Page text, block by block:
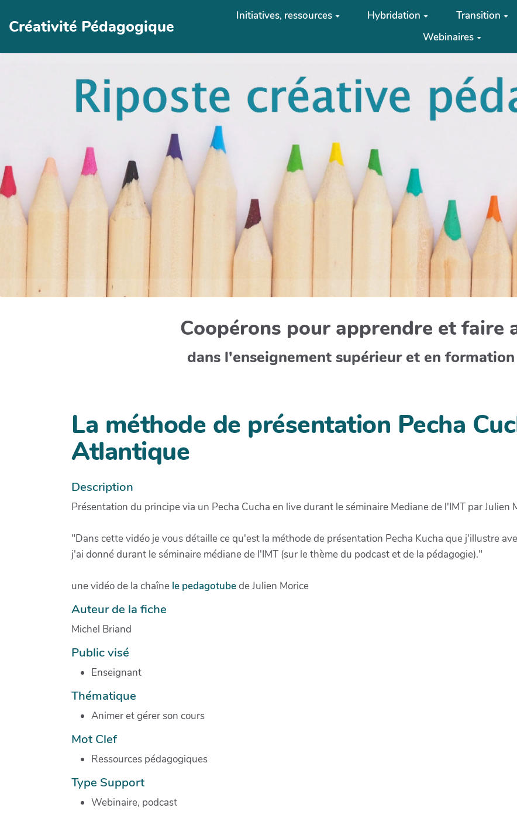
Créativité Pédagogique
Initiatives, ressources Hybridation Transition
Webinaires
Coopérons pour apprendre et faire
dans l'enseignement supérieur et en
La méthode de présentation Pecha
Atlantique
Description
Présentation du principe via un Pecha Cucha en live durant le séminaire Mediane de l'IMT par Julien
"Dans cette vidéo je vous détaille ce qu'est la méthode de présentation Pecha Kucha que j'illustre
j'ai donné durant le séminaire médiane de l'IMT (sur le thème du podcast et de la pédagogie)."
une vidéo de la chaîne le pedagotubede Julien Morice
Auteur de la fiche
Michel Briand
Public visé
Enseignant
Thématique
Animer et gérer son cours
Mot Clef
Ressources pédagogiques
Type Support
Webinaire, podcast